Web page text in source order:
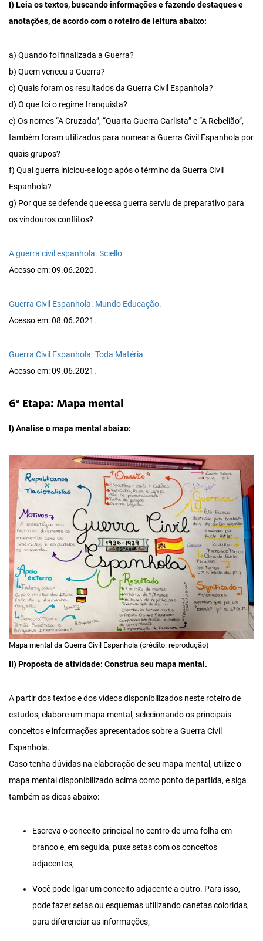
I) Leia os textos, buscando informações e fazendo destaques e
anotações, de acordo com o roteiro de leitura abaixo:
a) Quando foi finalizada a Guerra?
b) Quem venceu a Guerra?
c) Quais foram os resultados da Guerra Civil Espanhola?
d) O que foi o regime franquista?
e) Os nomes “A Cruzada”, “Quarta Guerra Carlista” e “A Rebelião”,
também foram utilizados para nomear a Guerra Civil Espanhola por
quais grupos?
f) Qual guerra iniciou-se logo após o término da Guerra Civil
Espanhola?
g) Por que se defende que essa guerra serviu de preparativo para
os vindouros conflitos?
A guerra civil espanhola. Sciello
Acesso em: 09.06.2020.
Guerra Civil Espanhola. Mundo Educação.
Acesso em: 08.06.2021.
Guerra Civil Espanhola. Toda Matéria
Acesso em: 09.06.2021.
6ª Etapa: Mapa mental
I) Analise o mapa mental abaixo:
Mapa mental da Guerra Civil Espanhola (crédito: reprodução)
II) Proposta de atividade: Construa seu mapa mental.
A partir dos textos e dos vídeos disponibilizados neste roteiro de
estudos, elabore um mapa mental, selecionando os principais
conceitos e informações apresentados sobre a Guerra Civil
Espanhola.
Caso tenha dúvidas na elaboração de seu mapa mental, utilize o
mapa mental disponibilizado acima como ponto de partida, e siga
também as dicas abaixo:
Escreva o conceito principal no centro de uma folha em
branco e, em seguida, puxe setas com os conceitos
adjacentes;
Você pode ligar um conceito adjacente a outro. Para isso,
pode fazer setas ou esquemas utilizando canetas coloridas,
para diferenciar as informações;